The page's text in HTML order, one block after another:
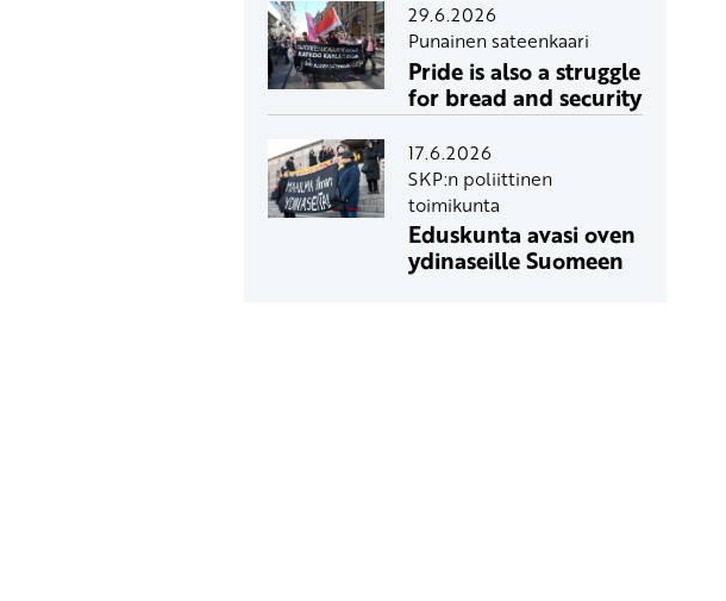
29.6.2026
Punainen sateenkaari
Pride is also a struggle
for bread and security
17.6.2026
SKP:n poliittinen
toimikunta
Eduskunta avasi oven
ydinaseille Suomeen